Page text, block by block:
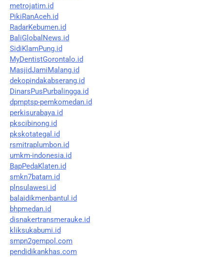
metrojatim.id
PikiRanAceh.id
RadarKebumen.id
BaliGlobalNews.id
SidiKlamPung.id
MyDentistGorontalo.id
MasjidJamiMalang.id
dekopindakabserang.id
DinarsPusPurbalingga.id
dpmptsp-pemkomedan.id
perkisurabaya.id
pkscibinong.id
pkskotategal.id
rsmitraplumbon.id
umkm-indonesia.id
BapPedaKlaten.id
smkn7batam.id
plnsulawesi.id
balaidikmenbantul.id
bhpmedan.id
disnakertransmerauke.id
kliksukabumi.id
smpn2gempol.com
pendidikankhas.com